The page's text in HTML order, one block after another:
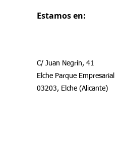
Estamos en:
C/ Juan Negrín, 41
Elche Parque Empresarial
03203, Elche (Alicante)